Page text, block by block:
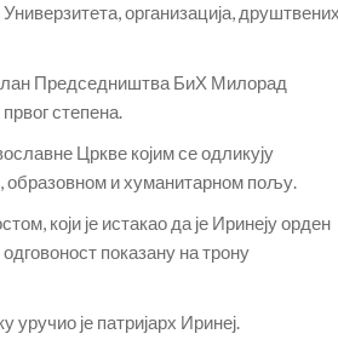
организација,
Председништва БиХ Милорад
степена.
Цркве којим се одликују
образовном и хуманитарном пољу.
који је истакао да је Иринеју орден
показану на трону
је патријарх Иринеј.